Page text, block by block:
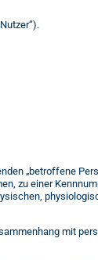
„betroffene
zu einer
mit